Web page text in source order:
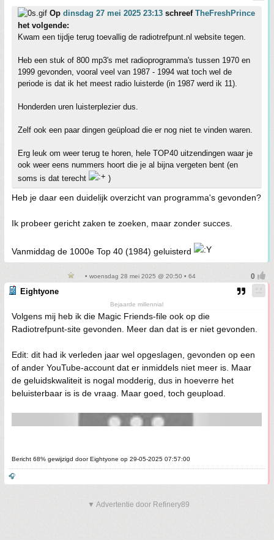
Op dinsdag 27 mei 2025 23:13 schreef TheFreshPrince
het volgende:
Kwam een tijdje terug toevallig de radiotrefpunt.nl website tegen.
Heb een stuk of 800 mp3's met radioprogramma's tussen 1970 en
1999 gevonden, vooral veel van 1987 - 1994 wat toch wel de
periode is dat ik het meest radio luisterde (in 1987 werd ik 11).
Honderden uren luisterplezier dus.
Zelf ook een paar dingen geüpload die er nog niet te vinden waren.
Erg leuk om weer terug te horen, hele TOP40 uitzendingen waar je
ook weer eens nummers hoort die je al bijna vergeten bent (en
soms is dat terecht
)
Heb je daar een duidelijk overzicht van programma's gevonden?
Ik probeer gericht zaken te zoeken, maar zonder succes.
Vanmiddag de 1000e Top 40 (1984) geluisterd
• woensdag 28 mei 2025 @ 20:50 • 64
Eightyone
Bejaarde millennial
Volgens mij heb ik die Magic Friends-file ook op die
Radiotrefpunt-site gevonden. Meer dan dat is er niet gevonden.
Edit: dit had ik verleden jaar wel opgeslagen, gevonden op een
of ander YouTube-account dat er inmiddels niet meer is. Maar
de geluidskwaliteit is nogal modderig, dus in hoeverre het
beluisterbaar is is de vraag. Maar goed, toch geupload.
Bericht 68% gewijzigd door Eightyone op 29-05-2025 07:57:00
🎧
▼ Advertentie door Refinery89